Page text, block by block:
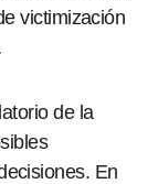
victimización
de la
En